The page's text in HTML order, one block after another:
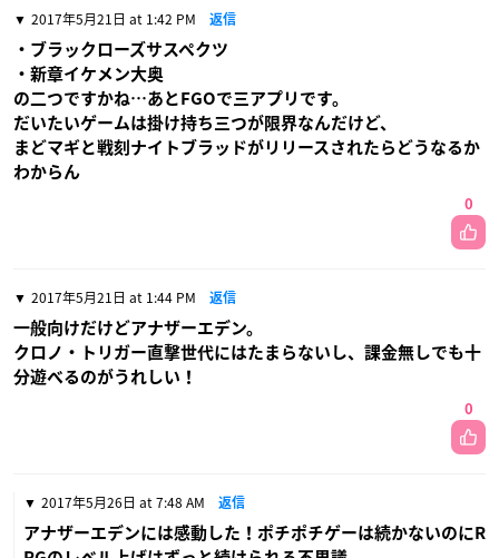
2017年5月21日 at 1:42 PM 返信
・ブラックローズサスペクツ
・新章イケメン大奥
の二つですかね…あとFGOで三アプリです。
だいたいゲームは掛け持ち三つが限界なんだけど、
まどマギと戦刻ナイトブラッドがリリースされたらどうなるか
わからん
0
2017年5月21日 at 1:44 PM 返信
一般向けだけどアナザーエデン。
クロノ・トリガー直撃世代にはたまらないし、課金無しでも十
分遊べるのがうれしい！
0
2017年5月26日 at 7:48 AM 返信
アナザーエデンには感動した！ポチポチゲーは続かないのにR